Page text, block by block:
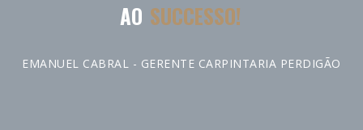
AO SUCCESSO!
EMANUEL CABRAL - GERENTE CARPINTARIA PERDIGÃO